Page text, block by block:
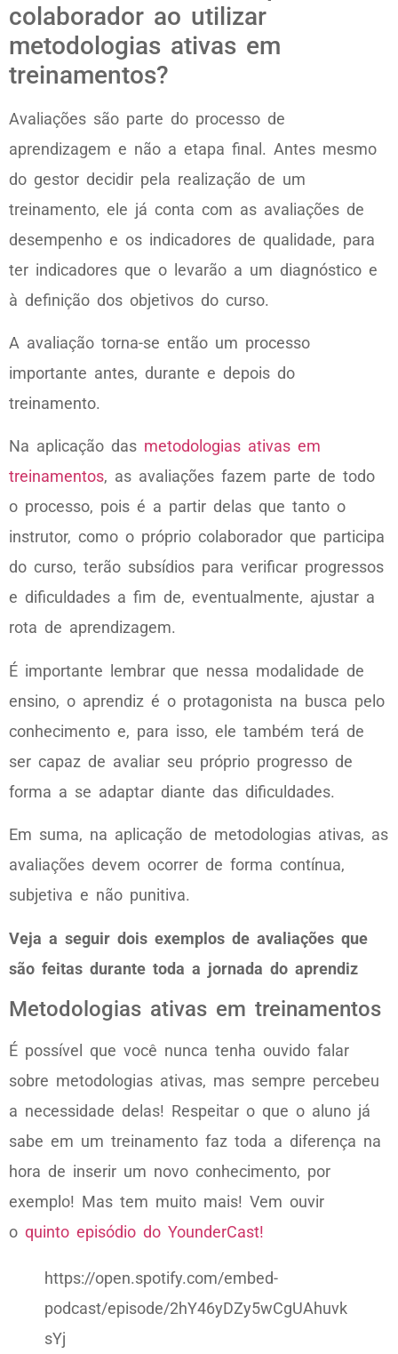
colaborador ao utilizar
metodologias ativas em
treinamentos?
Avaliações são parte do processo de
aprendizagem e não a etapa final. Antes mesmo
do gestor decidir pela realização de um
treinamento, ele já conta com as avaliações de
desempenho e os indicadores de qualidade, para
ter indicadores que o levarão a um diagnóstico e
à definição dos objetivos do curso.
A avaliação torna-se então um processo
importante antes, durante e depois do
treinamento.
Na aplicação das metodologias ativas em
treinamentos, as avaliações fazem parte de todo
o processo, pois é a partir delas que tanto o
instrutor, como o próprio colaborador que participa
do curso, terão subsídios para verificar progressos
e dificuldades a fim de, eventualmente, ajustar a
rota de aprendizagem.
É importante lembrar que nessa modalidade de
ensino, o aprendiz é o protagonista na busca pelo
conhecimento e, para isso, ele também terá de
ser capaz de avaliar seu próprio progresso de
forma a se adaptar diante das dificuldades.
Em suma, na aplicação de metodologias ativas, as
avaliações devem ocorrer de forma contínua,
subjetiva e não punitiva.
Veja a seguir dois exemplos de avaliações que
são feitas durante toda a jornada do aprendiz
Metodologias ativas em treinamentos
É possível que você nunca tenha ouvido falar
sobre metodologias ativas, mas sempre percebeu
a necessidade delas! Respeitar o que o aluno já
sabe em um treinamento faz toda a diferença na
hora de inserir um novo conhecimento, por
exemplo! Mas tem muito mais! Vem ouvir
o quinto episódio do YounderCast!
https://open.spotify.com/embed-
podcast/episode/2hY46yDZy5wCgUAhuvk
sYj